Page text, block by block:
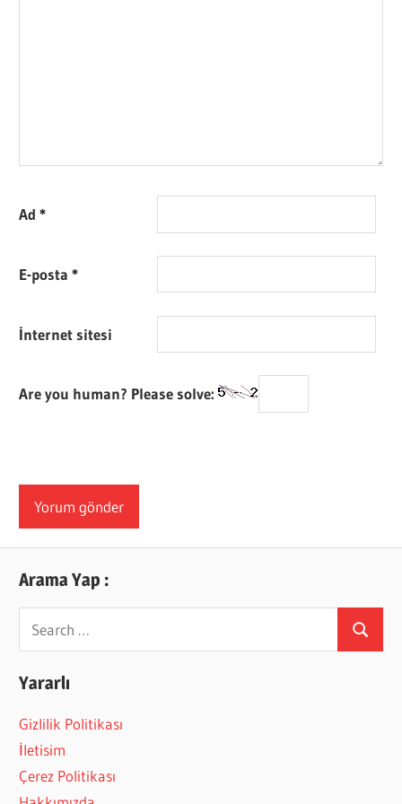
Ad*
E-posta*
İnternet sitesi
Are you human? Please solve:
Arama Yap :
Search
for:
Search
Yararlı
Gizlilik Politikası
İletisim
Çerez Politikası